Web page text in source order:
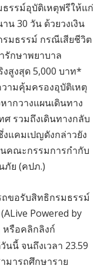
รรม์อุบัติเหตุฟรีให้แก่
น 30 วัน ด้วยวงเงิน
รมธรรม์ กรณีเสียชีวิต
รักษาพยาบาล
สูงสุด 5,000 บาท*
ามคุ้มครองอุบัติเหตุ
ากวางแผนเดินทาง
ศ รวมถึงเดินทางกลับ
แคมเปญดังกล่าวยัง
คณะกรรมการกำกับ
ภัย (คปภ.)
ขอรับสิทธิกรมธรรม์
Powered by
หรือคลิกลิงก์
นนี้ จนถึงเวลา 23.59
มารถศึกษาราย